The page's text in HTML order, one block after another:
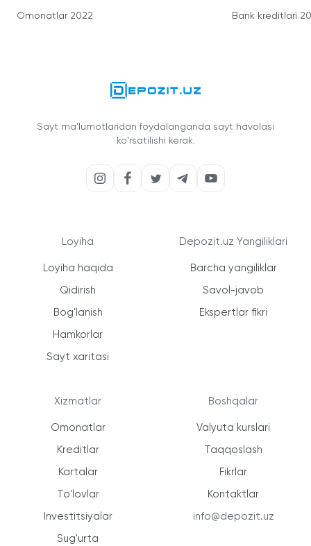
Omonatlar 2022 Bank kreditlari
Sayt ma'lumotlaridan foydalanganda sayt havolasi
ko'rsatilishi kerak.
Loyiha
Loyiha haqida
Qidirish
Bog'lanish
Hamkorlar
Sayt xaritasi
Xizmatlar
Omonatlar
Kreditlar
Kartalar
To'lovlar
Investitsiyalar
Sug'urta
Depozit.uz Yangiliklari
Barcha yangiliklar
Savol-javob
Ekspertlar fikri
Boshqalar
Valyuta kurslari
Taqqoslash
Fikrlar
Kontaktlar
info@depozit.uz